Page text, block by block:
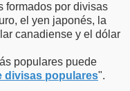
formados por divisas
el yen japonés, la
canadiense y el dólar
populares puede
divisas populares".